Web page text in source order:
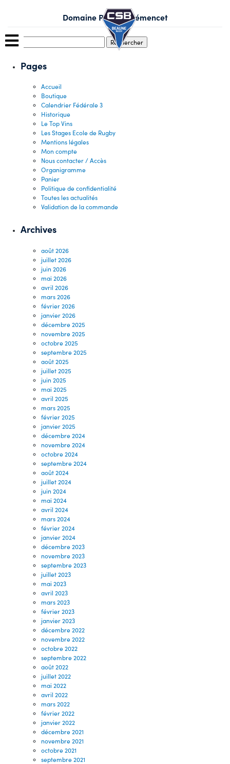
Domaine Patrick Clémencet
Pages
Accueil
Boutique
Calendrier Fédérale 3
Historique
Le Top Vins
Les Stages Ecole de Rugby
Mentions légales
Mon compte
Nous contacter / Accès
Organigramme
Panier
Politique de confidentialité
Toutes les actualités
Validation de la commande
Archives
août 2026
juillet 2026
juin 2026
mai 2026
avril 2026
mars 2026
février 2026
janvier 2026
décembre 2025
novembre 2025
octobre 2025
septembre 2025
août 2025
juillet 2025
juin 2025
mai 2025
avril 2025
mars 2025
février 2025
janvier 2025
décembre 2024
novembre 2024
octobre 2024
septembre 2024
août 2024
juillet 2024
juin 2024
mai 2024
avril 2024
mars 2024
février 2024
janvier 2024
décembre 2023
novembre 2023
septembre 2023
juillet 2023
mai 2023
avril 2023
mars 2023
février 2023
janvier 2023
décembre 2022
novembre 2022
octobre 2022
septembre 2022
août 2022
juillet 2022
mai 2022
avril 2022
mars 2022
février 2022
janvier 2022
décembre 2021
novembre 2021
octobre 2021
septembre 2021